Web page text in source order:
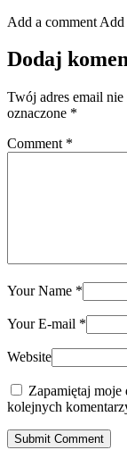
Add a comment Add
Dodaj
Twój adres email
oznaczone *
Comment *
Your Name *
Your E-mail *
Website
Zapamiętaj moje
kolejnych
Submit Comment